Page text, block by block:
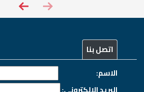
اتصل بنا
الاسم: